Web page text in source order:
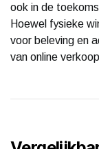
ook in de
Hoewel fysieke
voor beleving en
van online